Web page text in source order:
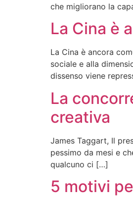
che migliorano la
La Cina è
La Cina è ancora
sociale e alla
dissenso viene
La
creativa
James Taggart, Il
pessimo da mesi e
qualcuno ci […]
5 motivi